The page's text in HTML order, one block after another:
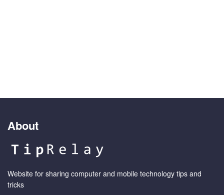
About
Website for sharing computer and mobile technology tips and
tricks